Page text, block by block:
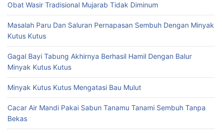
Obat Wasir Tradisional Mujarab Tidak Diminum
Masalah Paru Dan Saluran Pernapasan Sembuh Dengan Minyak
Kutus Kutus
Gagal Bayi Tabung Akhirnya Berhasil Hamil Dengan Balur
Minyak Kutus Kutus
Minyak Kutus Kutus Mengatasi Bau Mulut
Cacar Air Mandi Pakai Sabun Tanamu Tanami Sembuh Tanpa
Bekas